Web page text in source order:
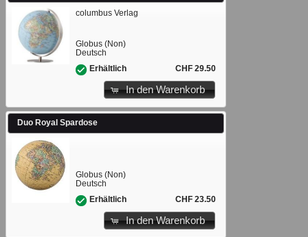
columbus Verlag
Globus (Non)
Deutsch
Erhältlich
CHF 29.50
In den Warenkorb
Duo Royal Spardose
Globus (Non)
Deutsch
Erhältlich
CHF 23.50
In den Warenkorb